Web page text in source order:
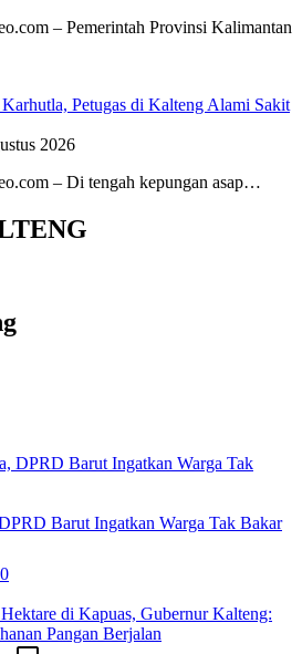
– Pemerintah Provinsi Kalimantan
Petugas di Kalteng Alami Sakit
2026
– Di tengah kepungan asap…
Barut Ingatkan Warga Tak Bakar
0
di Kapuas, Gubernur Kalteng:
Pangan Berjalan